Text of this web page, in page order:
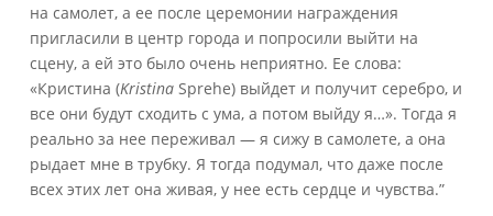
на самолет, а ее после церемонии награждения
пригласили в центр города и попросили выйти на
сцену, а ей это было очень неприятно. Ее слова:
«Кристина (Kristina Sprehe) выйдет и получит серебро, и
все они будут сходить с ума, а потом выйду я…». Тогда я
реально за нее переживал — я сижу в самолете, а она
рыдает мне в трубку. Я тогда подумал, что даже после
всех этих лет она живая, у нее есть сердце и чувства.”